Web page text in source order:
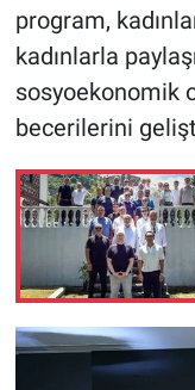
program,
kadınlarla
sosyoekonomik
becerilerini